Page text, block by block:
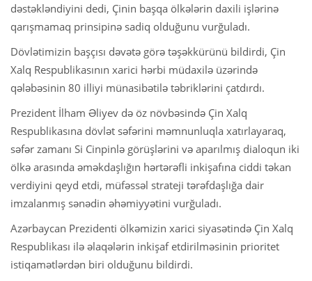
dəstəkləndiyini dedi, Çinin başqa ölkələrin daxili işlərinə
qarışmamaq prinsipinə sadiq olduğunu vurğuladı.
Dövlətimizin başçısı dəvətə görə təşəkkürünü bildirdi, Çin
Xalq Respublikasının xarici hərbi müdaxilə üzərində
qələbəsinin 80 illiyi münasibətilə təbriklərini çatdırdı.
Prezident İlham Əliyev də öz növbəsində Çin Xalq
Respublikasına dövlət səfərini məmnunluqla xatırlayaraq,
səfər zamanı Si Cinpinlə görüşlərini və aparılmış dialoqun iki
ölkə arasında əməkdaşlığın hərtərəfli inkişafına ciddi təkan
verdiyini qeyd etdi, müfəssəl strateji tərəfdaşlığa dair
imzalanmış sənədin əhəmiyyətini vurğuladı.
Azərbaycan Prezidenti ölkəmizin xarici siyasətində Çin Xalq
Respublikası ilə əlaqələrin inkişaf etdirilməsinin prioritet
istiqamətlərdən biri olduğunu bildirdi.